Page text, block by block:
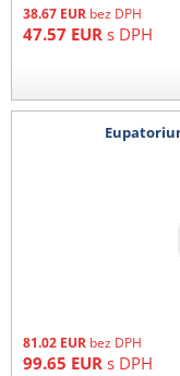
38.67 EUR bez DPH
47.57 EUR s DPH
81.02 EUR bez DPH
99.65 EUR s DPH